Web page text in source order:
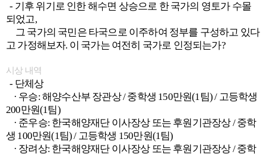
- 기후 위기로 인한 해수면 상승으로 한 국가의 영토가 수몰
되었고,
그 국가의 국민은 타국으로 이주하여 정부를 구성하고 있다
고 가정해보자. 이 국가는 여전히 국가로 인정되는가?
시상 내역
- 단체상
· 우승: 해양수산부 장관상 / 중학생 150만원(1팀) / 고등학생
200만원(1팀)
· 준우승: 한국해양재단 이사장상 또는 후원기관장상 / 중학
생 100만원(1팀) / 고등학생 150만원(1팀)
· 장려상: 한국해양재단 이사장상 또는 후원기관장상 / 중학